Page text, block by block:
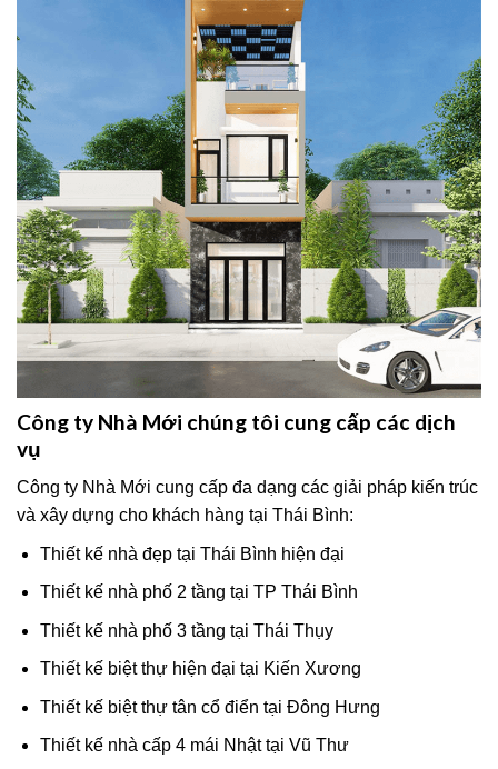
Công ty Nhà Mới chúng tôi cung cấp các dịch
vụ
Công ty Nhà Mới cung cấp đa dạng các giải pháp kiến trúc
và xây dựng cho khách hàng tại Thái Bình:
Thiết kế nhà đẹp tại Thái Bình hiện đại
Thiết kế nhà phố 2 tầng tại TP Thái Bình
Thiết kế nhà phố 3 tầng tại Thái Thụy
Thiết kế biệt thự hiện đại tại Kiến Xương
Thiết kế biệt thự tân cổ điển tại Đông Hưng
Thiết kế nhà cấp 4 mái Nhật tại Vũ Thư